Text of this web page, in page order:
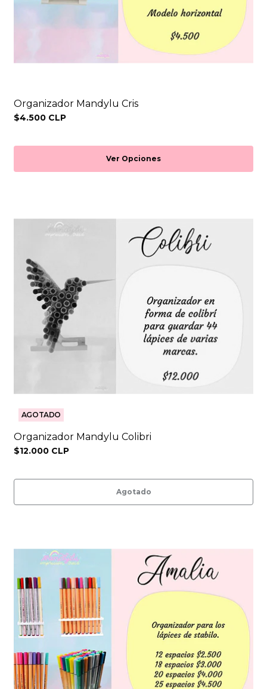
Organizador Mandylu Cris
$4.500 CLP
Ver Opciones
AGOTADO
Organizador Mandylu Colibri
$12.000 CLP
Agotado